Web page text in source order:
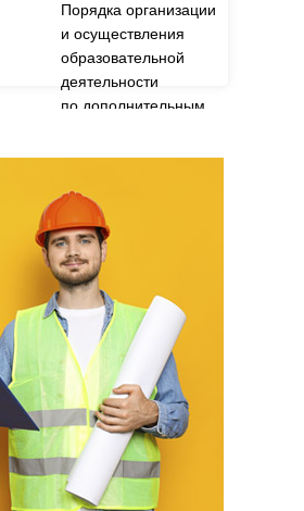
Порядка организации
и осуществления
образовательной
деятельности
по дополнительным